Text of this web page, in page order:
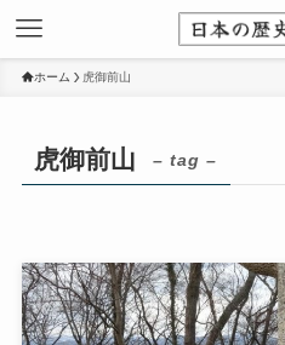
ホーム 虎御前山
虎御前山 – tag –